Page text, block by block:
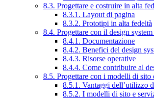
8.3. Progettare e costruire in alta
8.3.1. Layout di pagina
8.3.2. Prototipi in alta fedeltà
8.4. Progettare con il design
8.4.1. Documentazione
8.4.2. Benefici del design
8.4.3. Risorse operative
8.4.4. Come contribuire al
8.5. Progettare con i modelli di sito
8.5.1. Vantaggi dell’utilizzo
8.5.2. I modelli di sito e